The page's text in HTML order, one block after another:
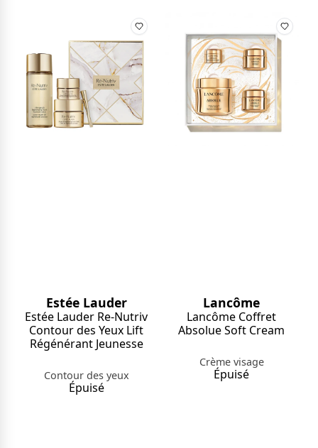
Estée Lauder
Estée Lauder Re-Nutriv
Contour des Yeux Lift
Régénérant Jeunesse
Contour des yeux
Épuisé
Lancôme
Lancôme Coffret
Absolue Soft Cream
Crème visage
Épuisé